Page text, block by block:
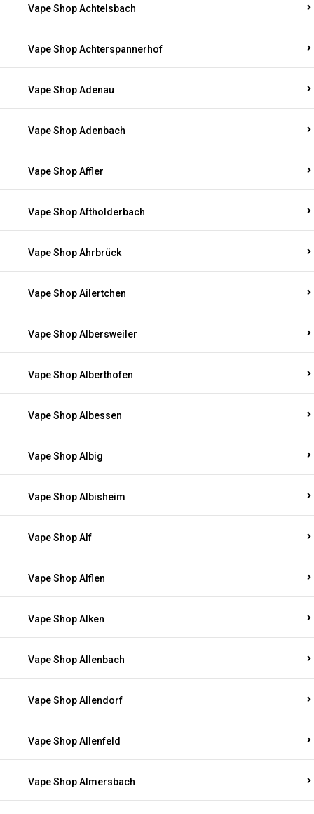
Vape Shop Achtelsbach
Vape Shop Achterspannerhof
Vape Shop Adenau
Vape Shop Adenbach
Vape Shop Affler
Vape Shop Aftholderbach
Vape Shop Ahrbrück
Vape Shop Ailertchen
Vape Shop Albersweiler
Vape Shop Alberthofen
Vape Shop Albessen
Vape Shop Albig
Vape Shop Albisheim
Vape Shop Alf
Vape Shop Alflen
Vape Shop Alken
Vape Shop Allenbach
Vape Shop Allendorf
Vape Shop Allenfeld
Vape Shop Almersbach